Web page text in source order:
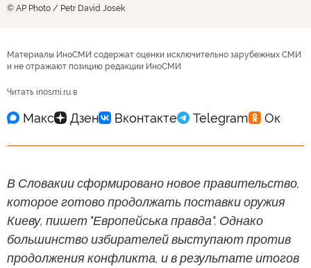
© AP Photo / Petr David Josek
Материалы ИноСМИ содержат оценки исключительно зарубежных СМИ
и не отражают позицию редакции ИноСМИ
Читать inosmi.ru в
В Словакии сформировано новое правительство,
которое готово продолжать поставки оружия
Киеву, пишет "Европейська правда". Однако
большинство избирателей выступают против
продолжения конфликта, и в результате итогов